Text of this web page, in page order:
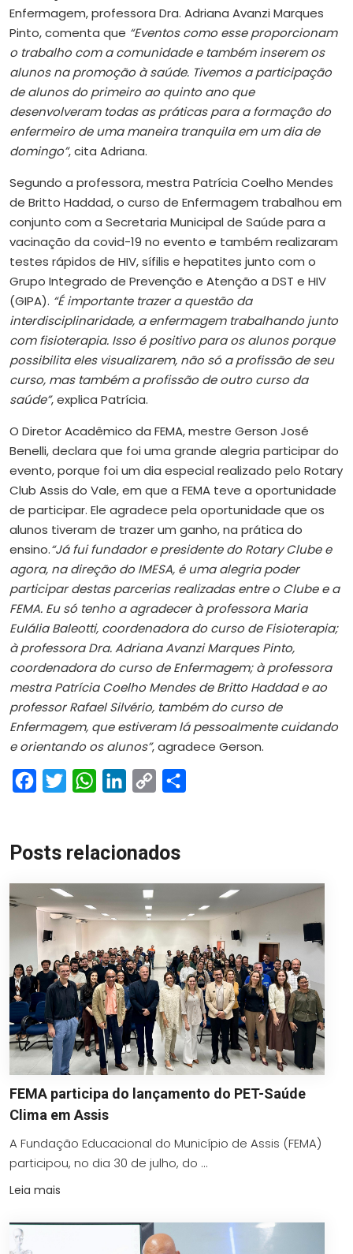
Enfermagem, professora Dra. Adriana Avanzi Marques
Pinto, comenta que “Eventos como esse proporcionam
o trabalho com a comunidade e também inserem os
alunos na promoção à saúde. Tivemos a participação
de alunos do primeiro ao quinto ano que
desenvolveram todas as práticas para a formação do
enfermeiro de uma maneira tranquila em um dia de
domingo”, cita Adriana.
Segundo a professora, mestra Patrícia Coelho Mendes
de Britto Haddad, o curso de Enfermagem trabalhou em
conjunto com a Secretaria Municipal de Saúde para a
vacinação da covid-19 no evento e também realizaram
testes rápidos de HIV, sífilis e hepatites junto com o
Grupo Integrado de Prevenção e Atenção a DST e HIV
(GIPA). “É importante trazer a questão da
interdisciplinaridade, a enfermagem trabalhando junto
com fisioterapia. Isso é positivo para os alunos porque
possibilita eles visualizarem, não só a profissão de seu
curso, mas também a profissão de outro curso da
saúde”, explica Patrícia.
O Diretor Acadêmico da FEMA, mestre Gerson José
Benelli, declara que foi uma grande alegria participar do
evento, porque foi um dia especial realizado pelo Rotary
Club Assis do Vale, em que a FEMA teve a oportunidade
de participar. Ele agradece pela oportunidade que os
alunos tiveram de trazer um ganho, na prática do
ensino.“Já fui fundador e presidente do Rotary Clube e
agora, na direção do IMESA, é uma alegria poder
participar destas parcerias realizadas entre o Clube e a
FEMA. Eu só tenho a agradecer à professora Maria
Eulália Baleotti, coordenadora do curso de Fisioterapia;
à professora Dra. Adriana Avanzi Marques Pinto,
coordenadora do curso de Enfermagem; à professora
mestra Patrícia Coelho Mendes de Britto Haddad e ao
professor Rafael Silvério, também do curso de
Enfermagem, que estiveram lá pessoalmente cuidando
e orientando os alunos”, agradece Gerson.
FacebookTwitterWhatsAppLinkedIn
Copy
Posts relacionados
FEMA participa do lançamento do PET-Saúde
Clima em Assis
A Fundação Educacional do Município de Assis (FEMA)
participou, no dia 30 de julho, do ...
Leia mais